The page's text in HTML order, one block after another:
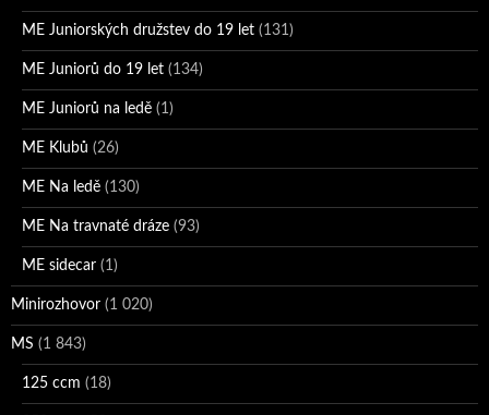
ME Juniorských družstev do 19 let (131)
ME Juniorů do 19 let (134)
ME Juniorů na ledě (1)
ME Klubů (26)
ME Na ledě (130)
ME Na travnaté dráze (93)
ME sidecar (1)
Minirozhovor (1 020)
MS (1 843)
125 ccm (18)